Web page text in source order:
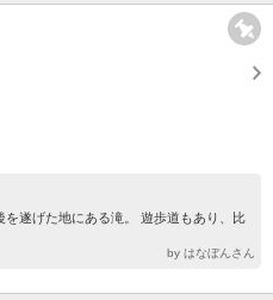
遂げた地にある滝。 遊歩道もあり、比
by はなぼんさん